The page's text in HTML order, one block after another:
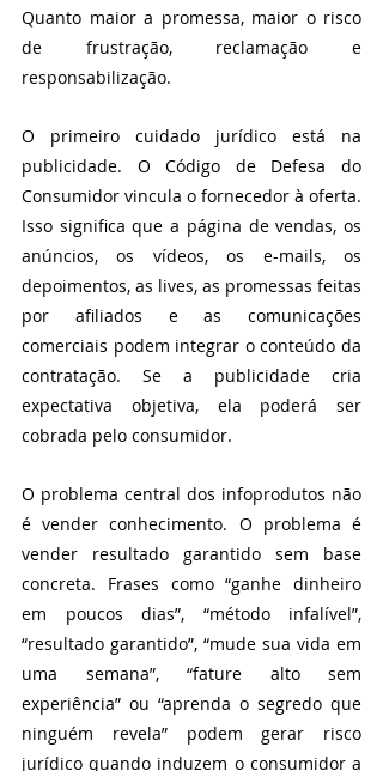
Quanto maior a promessa, maior o risco
de frustração, reclamação e
responsabilização.
O primeiro cuidado jurídico está na
publicidade. O Código de Defesa do
Consumidor vincula o fornecedor à oferta.
Isso significa que a página de vendas, os
anúncios, os vídeos, os e-mails, os
depoimentos, as lives, as promessas feitas
por afiliados e as comunicações
comerciais podem integrar o conteúdo da
contratação. Se a publicidade cria
expectativa objetiva, ela poderá ser
cobrada pelo consumidor.
O problema central dos infoprodutos não
é vender conhecimento. O problema é
vender resultado garantido sem base
concreta. Frases como “ganhe dinheiro
em poucos dias”, “método infalível”,
“resultado garantido”, “mude sua vida em
uma semana”, “fature alto sem
experiência” ou “aprenda o segredo que
ninguém revela” podem gerar risco
jurídico quando induzem o consumidor a